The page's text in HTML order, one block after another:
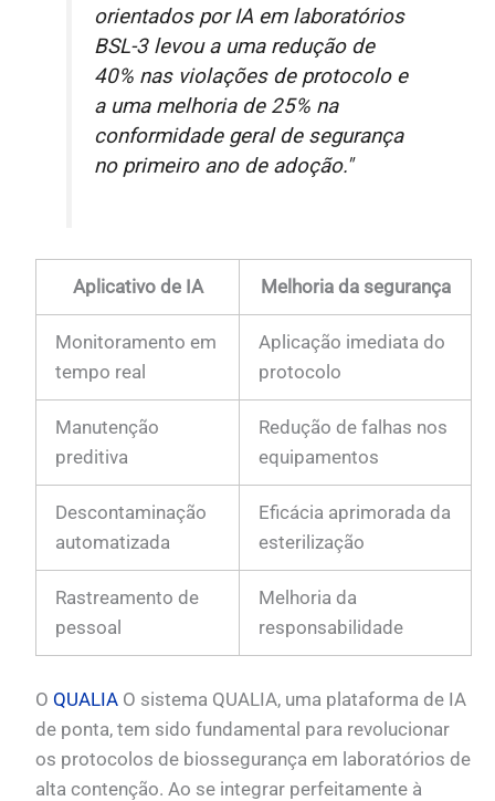
orientados por IA em laboratórios
BSL-3 levou a uma redução de
40% nas violações de protocolo e
a uma melhoria de 25% na
conformidade geral de segurança
no primeiro ano de adoção."
Aplicativo de IA Melhoria da segurança
Monitoramento em
tempo real
Aplicação imediata do
protocolo
Manutenção
preditiva
Redução de falhas nos
equipamentos
Descontaminação
automatizada
Eficácia aprimorada da
esterilização
Rastreamento de
pessoal
Melhoria da
responsabilidade
O QUALIA O sistema QUALIA, uma plataforma de IA
de ponta, tem sido fundamental para revolucionar
os protocolos de biossegurança em laboratórios de
alta contenção. Ao se integrar perfeitamente à